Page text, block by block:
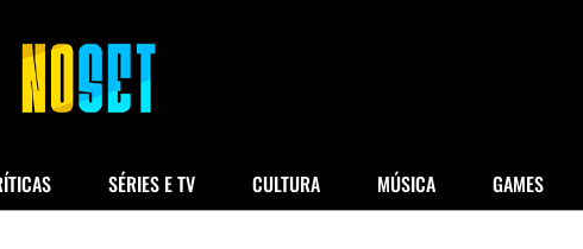
SÉRIES E TV CULTURA MÚSICA GAMES